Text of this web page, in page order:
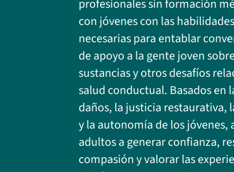
profesionales sin formación
con jóvenes con las
necesarias para entablar
de apoyo a la gente joven
sustancias y otros desafíos
salud conductual. Basados en
daños, la justicia
y la autonomía de los jóvenes,
adultos a generar confianza,
compasión y valorar las